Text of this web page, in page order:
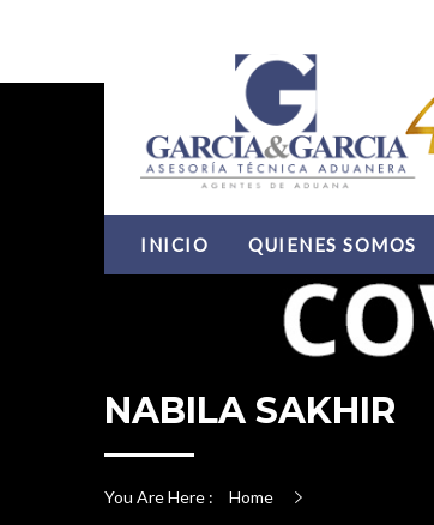
INICIO QUIENES SOMOS
NABILA SAKHIR
You Are Here : Home